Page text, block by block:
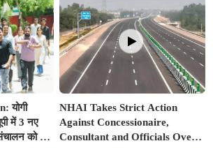
योगी
में 3 नए
को हरी
NHAI Takes Strict Action
Against Concessionaire,
Consultant and Officials Over